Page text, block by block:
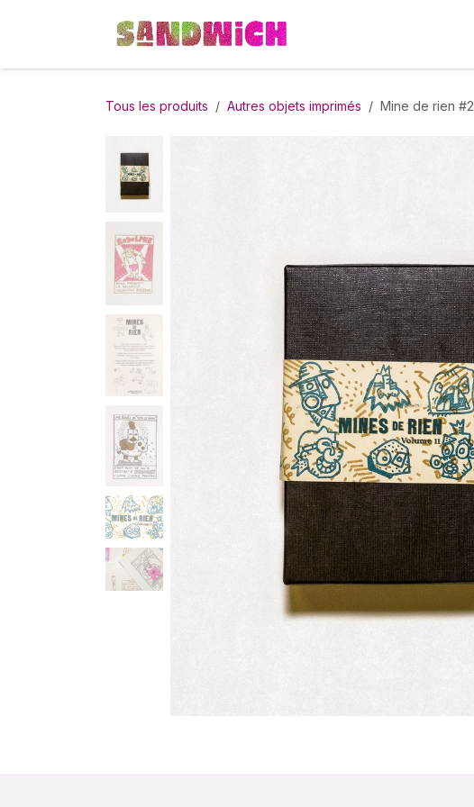
Tous les produits Autres objets imprimés Mine de rien #2